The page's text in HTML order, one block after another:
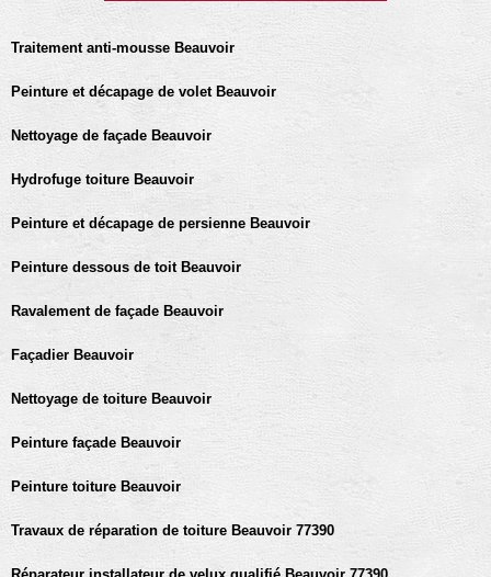
Traitement anti-mousse Beauvoir
Peinture et décapage de volet Beauvoir
Nettoyage de façade Beauvoir
Hydrofuge toiture Beauvoir
Peinture et décapage de persienne Beauvoir
Peinture dessous de toit Beauvoir
Ravalement de façade Beauvoir
Façadier Beauvoir
Nettoyage de toiture Beauvoir
Peinture façade Beauvoir
Peinture toiture Beauvoir
Travaux de réparation de toiture Beauvoir 77390